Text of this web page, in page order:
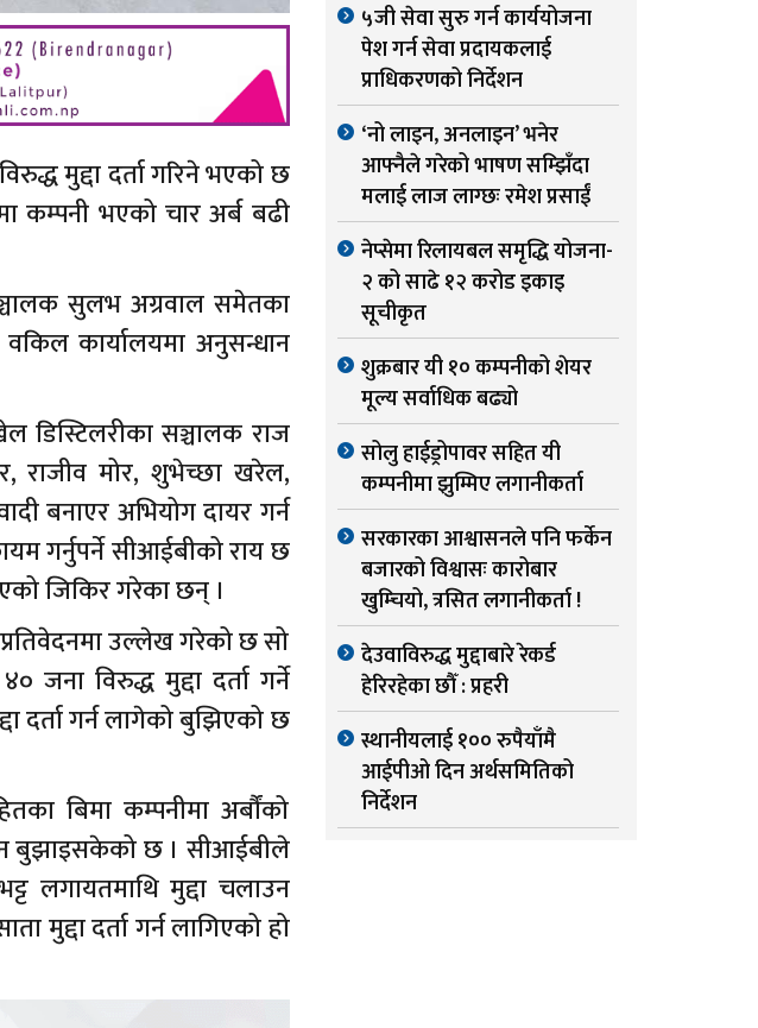
मुद्दा दर्ता गरिने भएको छ
कम्पनी भएको चार अर्ब बढी
सुलभ अग्रवाल समेतका
कार्यालयमा अनुसन्धान
डिस्टिलरीका सञ्चालक राज
राजीव मोर, शुभेच्छा खरेल,
बनाएर अभियोग दायर गर्न
गर्नुपर्ने सीआईबीको राय छ
जिकिर गरेका छन् ।
उल्लेख गरेको छ सो
विरुद्ध मुद्दा दर्ता गर्ने
दर्ता गर्न लागेको बुझिएको छ
बिमा कम्पनीमा अर्बौंको
बुझाइसकेको छ । सीआईबीले
लगायतमाथि मुद्दा चलाउन
मुद्दा दर्ता गर्न लागिएको हो
५जी सेवा सुरु गर्न कार्ययोजना
पेश गर्न सेवा प्रदायकलाई
प्राधिकरणको निर्देशन
‘नो लाइन, अनलाइन’ भनेर
आफ्नैले गरेको भाषण सम्झिँदा
मलाई लाज लाग्छः रमेश प्रसाईं
नेप्सेमा रिलायबल समृद्धि योजना-
२ को साढे १२ करोड इकाइ
सूचीकृत
शुक्रबार यी १० कम्पनीको शेयर
मूल्य सर्वाधिक बढ्यो
सोलु हाईड्रोपावर सहित यी
कम्पनीमा झुम्मिए लगानीकर्ता
सरकारका आश्वासनले पनि फर्केन
बजारको विश्वासः कारोबार
खुम्चियो, त्रसित लगानीकर्ता !
देउवाविरुद्ध मुद्दाबारे रेकर्ड
हेरिरहेका छौँ : प्रहरी
स्थानीयलाई १०० रुपैयाँमै
आईपीओ दिन अर्थसमितिको
निर्देशन